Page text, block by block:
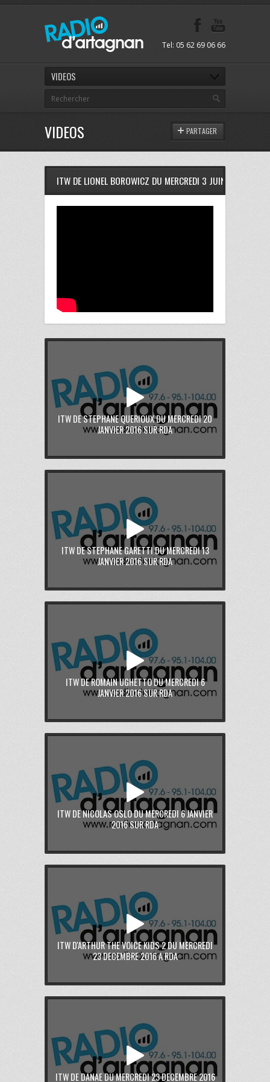
Tel: 05 62 69 06 66
VIDEOS
VIDEOS PARTAGER
ITW DE LIONEL BOROWICZ DU MERCREDI 3 JUIN 2015 A RDA
ITW DE STEPHANE QUERIOUX DU MERCREDI 20
JANVIER 2016 SUR RDA
ITW DE STEPHANE GARETTI DU MERCREDI 13
JANVIER 2016 SUR RDA
ITW DE ROMAIN UGHETTO DU MERCREDI 6
JANVIER 2016 SUR RDA
ITW DE NICOLAS OSLO DU MERCREDI 6 JANVIER
2016 SUR RDA
ITW D'ARTHUR THE VOICE KIDS 2 DU MERCREDI
23 DECEMBRE 2016 A RDA
ITW DE DANAE DU MERCREDI 23 DECEMBRE 2016